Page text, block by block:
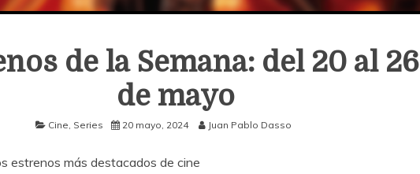
de la Semana: del 20 al 26
de mayo
Cine Series 20 mayo, 2024 Juan Pablo Dasso
estrenos más destacados de cine